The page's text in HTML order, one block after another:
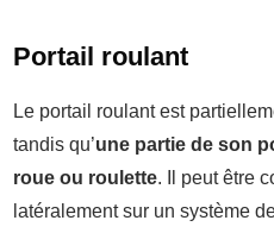
Portail roulant
Le portail roulant est
tandis qu’une partie de son
roue ou roulette. Il peut être
latéralement sur un système